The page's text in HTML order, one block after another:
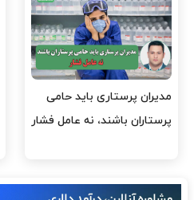
وقت وزیر بهداشت باید صرف
افتتاح پروژه‌ها شود؟